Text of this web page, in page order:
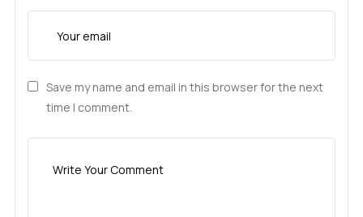
Save my name and email in this browser for the next
time I comment.